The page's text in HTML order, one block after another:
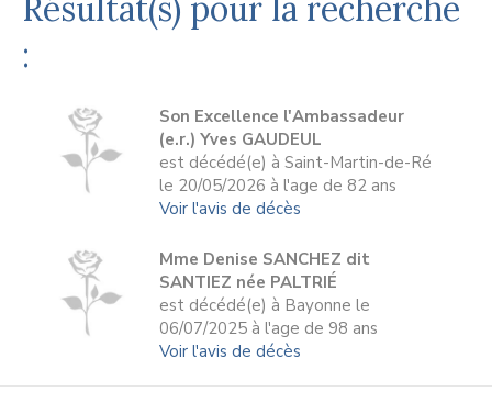
Résultat(s) pour la recherche
:
Son Excellence l'Ambassadeur
(e.r.) Yves GAUDEUL
est décédé(e) à Saint-Martin-de-Ré
le 20/05/2026 à l'age de 82 ans
Voir l'avis de décès
Mme Denise SANCHEZ dit
SANTIEZ née PALTRIÉ
est décédé(e) à Bayonne le
06/07/2025 à l'age de 98 ans
Voir l'avis de décès